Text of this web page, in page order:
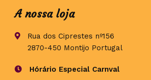
A nossa loja
Rua dos Ciprestes nº156
2870-450 Montijo Portugal
Hórário Especial Carnval